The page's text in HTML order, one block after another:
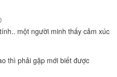
một người minh thấy cảm xúc
thì phải gặp mới biết được